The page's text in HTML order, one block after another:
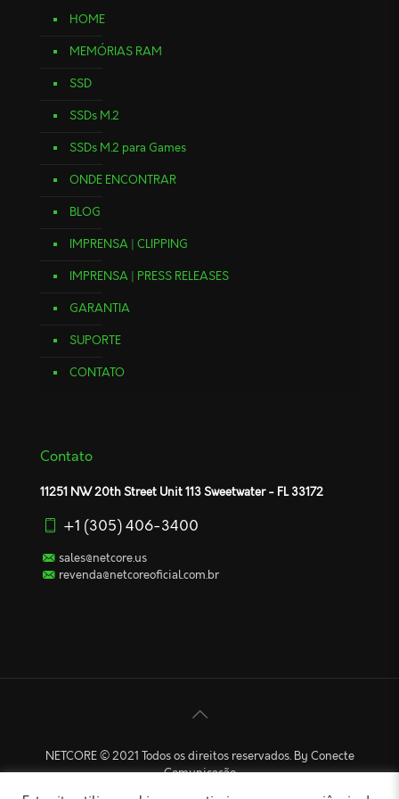
HOME
MEMÓRIAS RAM
SSD
SSDs M.2
SSDs M.2 para Games
ONDE ENCONTRAR
BLOG
IMPRENSA | CLIPPING
IMPRENSA | PRESS RELEASES
GARANTIA
SUPORTE
CONTATO
Contato
11251 NW 20th Street Unit 113 Sweetwater - FL 33172
+1 (305) 406-3400
sales@netcore.us
revenda@netcoreoficial.com.br
NETCORE © 2021 Todos os direitos reservados. By Conecte
Comunicação